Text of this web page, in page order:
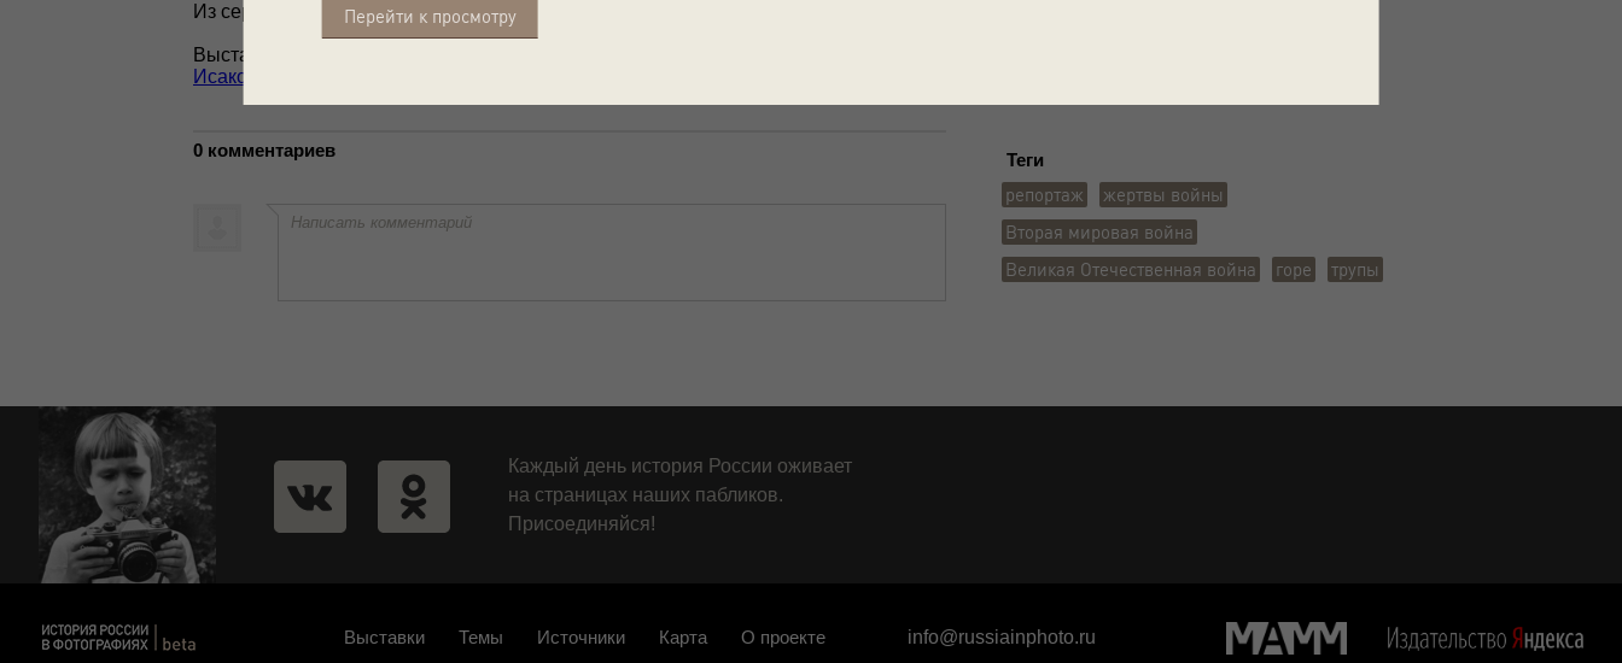
Перейти к просмотру
Теги
репортаж
жертвы войны
Вторая мировая война
Великая Отечественная война
горе трупы
Из серии «Так это было...».
Выставка
Исаковский. "Русской женщине"»
0 комментариев
Написать комментарий
Каждый день история России оживает
на страницах наших пабликов.
Присоединяйся!
Выставки Темы Источники Карта О проекте info@russiainphoto.ru